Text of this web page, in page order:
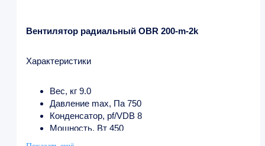
Вентилятор радиальный OBR 200-m-2k
Характеристики
Вес, кг 9.0
Давление max, Па 750
Конденсатор, pf/VDB 8
Мощность, Вт 450